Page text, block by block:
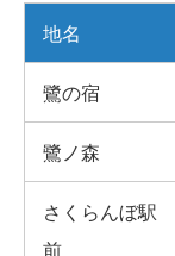
地名
鷺の宿
鷺ノ森
さくらんぼ駅
前